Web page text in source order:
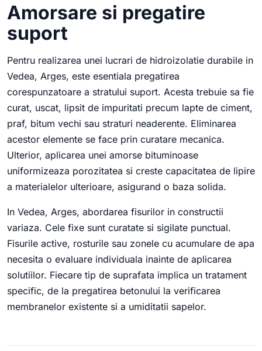
Amorsare si pregatire
suport
Pentru realizarea unei lucrari de hidroizolatie durabile in
Vedea, Arges, este esentiala pregatirea
corespunzatoare a stratului suport. Acesta trebuie sa fie
curat, uscat, lipsit de impuritati precum lapte de ciment,
praf, bitum vechi sau straturi neaderente. Eliminarea
acestor elemente se face prin curatare mecanica.
Ulterior, aplicarea unei amorse bituminoase
uniformizeaza porozitatea si creste capacitatea de lipire
a materialelor ulterioare, asigurand o baza solida.
In Vedea, Arges, abordarea fisurilor in constructii
variaza. Cele fixe sunt curatate si sigilate punctual.
Fisurile active, rosturile sau zonele cu acumulare de apa
necesita o evaluare individuala inainte de aplicarea
solutiilor. Fiecare tip de suprafata implica un tratament
specific, de la pregatirea betonului la verificarea
membranelor existente si a umiditatii sapelor.